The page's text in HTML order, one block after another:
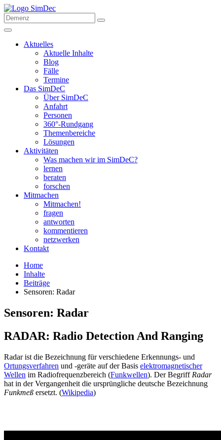
Aktuelles
Aktuelle Inhalte
Blog
Fälle
Termine
Das SimDeC
Über SimDeC
Anfahrt
Personen
360°-Rundgang
Themenbereiche
Lösungen
Aktivitäten
Was machen wir im SimDeC?
lernen
beraten
forschen
Mitmachen
Mitmachen!
fragen
antworten
kommentieren
netzwerken
Kontakt
Home
Inhalte
Beiträge
Sensoren: Radar
Sensoren: Radar
RADAR: Radio Detection And Ranging
Radar ist die Bezeichnung für verschiedene Erkennungs- und
Ortungsverfahren und -geräte auf der Basis elektromagnetischer
Wellen im Radiofrequenzbereich (Funkwellen). Der Begriff Radar
hat in der Vergangenheit die ursprüngliche deutsche Bezeichnung
Funkmeß ersetzt. (Wikipedia)